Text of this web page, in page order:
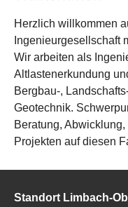
Herzlich willkommen
Ingenieurgesellschaft
Wir arbeiten als
Altlastenerkundung
Bergbau-,
Geotechnik.
Beratung,
Projekten auf diesen
Standort Limbach-